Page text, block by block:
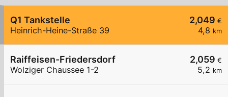
2,049 €
4,8 km
Q1 Tankstelle
Heinrich-Heine-Straße 39
2,059 €
5,2 km
Raiffeisen-Friedersdorf
Wolziger Chaussee 1-2